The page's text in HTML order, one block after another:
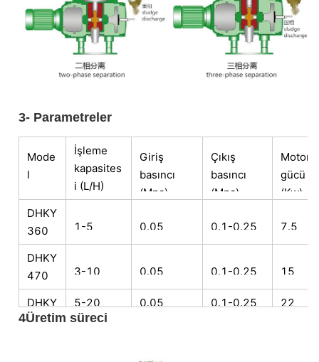
3- Parametreler
Mode
l
İşleme
kapasites
i (L/H)
Giriş
basıncı
(Mpa)
Çıkış
basıncı
(Mpa)
Motor
gücü
(Kw)
DHKY
360
1-5 0.05 0.1-0.25 7.5
DHKY
470
3-10 0.05 0.1-0.25 15
DHKY
550
5-20 0.05 0.1-0.25 22
4Üretim süreci